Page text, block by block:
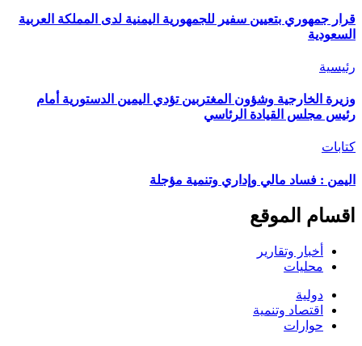
قرار جمهوري بتعيين سفير للجمهورية اليمنية لدى المملكة العربية
السعودية
رئيسية
وزيرة الخارجية وشؤون المغتربين تؤدي اليمين الدستورية أمام
رئيس مجلس القيادة الرئاسي
كتابات
اليمن : فساد مالي وإداري وتنمية مؤجلة
اقسام الموقع
أخبار وتقارير
محليات
دولية
اقتصاد وتنمية
حوارات